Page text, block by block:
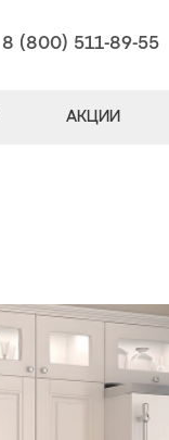
8 (800) 511-89-55
АКЦИИ